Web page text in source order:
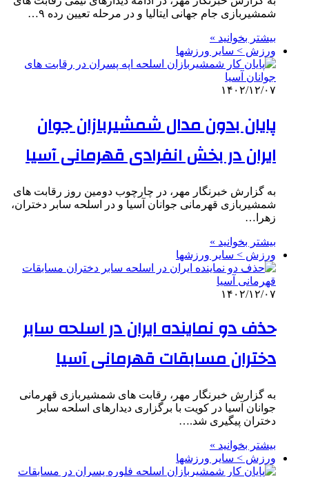
شمشیربازی جام جهانی ایتالیا و در مرحله تعیین رده ٩…
بیشتر بخوانید »
ورزش > سایر ورزشها
۱۴۰۲/۱۲/۰۷
پایان بدون مدال شمشیربازان جوان
ایران در بخش انفرادی قهرمانی آسیا
به گزارش خبرنگار مهر، در چارچوب دومین روز رقابت های
شمشیربازی قهرمانی جوانان آسیا و در اسلحه سابر دختران،
زهرا…
بیشتر بخوانید »
ورزش > سایر ورزشها
۱۴۰۲/۱۲/۰۷
حذف دو نماینده ایران در اسلحه سابر
دختران مسابقات قهرمانی آسیا
به گزارش خبرنگار مهر، رقابت های شمشیربازی قهرمانی
جوانان آسیا در کویت با برگزاری دیدارهای اسلحه سابر
دختران پیگیری شد.…
بیشتر بخوانید »
ورزش > سایر ورزشها